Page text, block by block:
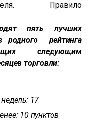
Правило
пять лучших
родного рейтинга
следующим
торговли:
17
10 пунктов